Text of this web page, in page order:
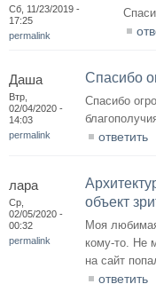
Сб, 11/23/2019 -
17:25
permalink
Даша
Втр,
02/04/2020 -
14:03
permalink
Спасибо
Спасибо
ответить
лара
Ср,
02/05/2020 -
00:32
permalink
объект
Моя
кому-то. Не
на сайт
ответить